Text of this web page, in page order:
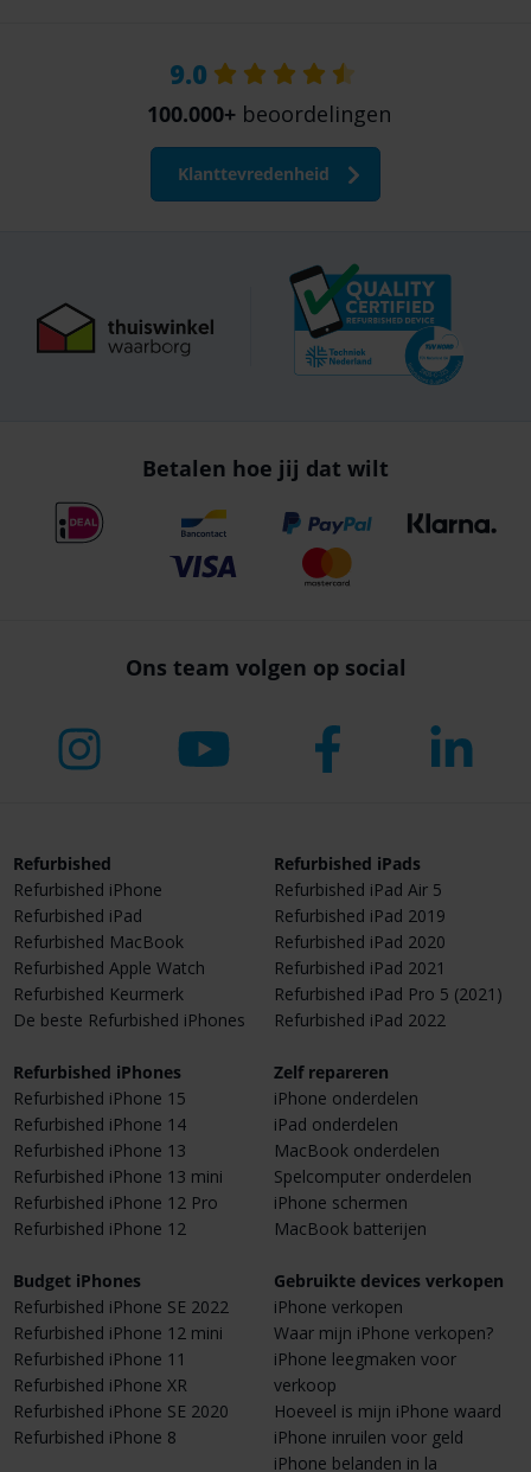
9.0
100.000+ beoordelingen
Klanttevredenheid
Betalen hoe jij dat wilt
Ons team volgen op social
Refurbished
Refurbished iPhone
Refurbished iPad
Refurbished MacBook
Refurbished Apple Watch
Refurbished Keurmerk
De beste Refurbished iPhones
Refurbished iPhones
Refurbished iPhone 15
Refurbished iPhone 14
Refurbished iPhone 13
Refurbished iPhone 13 mini
Refurbished iPhone 12 Pro
Refurbished iPhone 12
Budget iPhones
Refurbished iPhone SE 2022
Refurbished iPhone 12 mini
Refurbished iPhone 11
Refurbished iPhone XR
Refurbished iPhone SE 2020
Refurbished iPhone 8
Refurbished iPads
Refurbished iPad Air 5
Refurbished iPad 2019
Refurbished iPad 2020
Refurbished iPad 2021
Refurbished iPad Pro 5 (2021)
Refurbished iPad 2022
Zelf repareren
iPhone onderdelen
iPad onderdelen
MacBook onderdelen
Spelcomputer onderdelen
iPhone schermen
MacBook batterijen
Gebruikte devices verkopen
iPhone verkopen
Waar mijn iPhone verkopen?
iPhone leegmaken voor
verkoop
Hoeveel is mijn iPhone waard
iPhone inruilen voor geld
iPhone belanden in la